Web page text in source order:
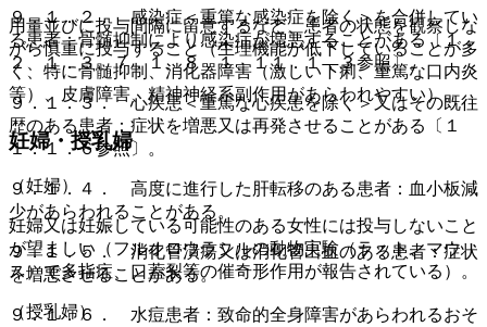
用量並びに投与間隔に留意するなど、患者の状態を観察しな
がら慎重に投与すること（生理機能が低下していることが多
く、特に骨髄抑制、消化器障害（激しい下痢、重篤な口内炎
等）、皮膚障害、精神神経系副作用があらわれやすい）。
妊婦・授乳婦
（妊婦）
妊婦又は妊娠している可能性のある女性には投与しないこと
が望ましい（フルオロウラシルの動物実験（ラット、マウ
ス）で多指症、口蓋裂等の催奇形作用が報告されている）。
（授乳婦）
９．１．２． 感染症＜重篤な感染症を除く＞を合併してい
る患者：骨髄抑制により感染症が増悪することがある〔１．
２、１．３、７．１、８．１、１１．１．３参照〕。
９．１．３． 心疾患＜重篤な心疾患を除く＞又はその既往
歴のある患者：症状を増悪又は再発させることがある〔１
１．１．６参照〕。
９．１．４． 高度に進行した肝転移のある患者：血小板減
少があらわれることがある。
９．１．５． 消化管潰瘍又は消化管出血のある患者：症状
を増悪させることがある。
９．１．６． 水痘患者：致命的全身障害があらわれるおそ